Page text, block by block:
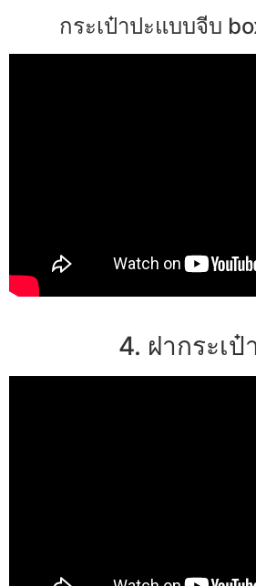
กระเป๋าปะแบบจีบ
4. ฝากระเป๋